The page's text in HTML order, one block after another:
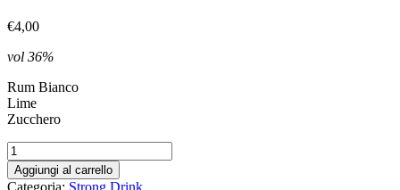
€4,00
vol 36%
Rum Bianco
Lime
Zucchero
Caipirissima
quantità
Aggiungi al carrello
Categoria: Strong Drink